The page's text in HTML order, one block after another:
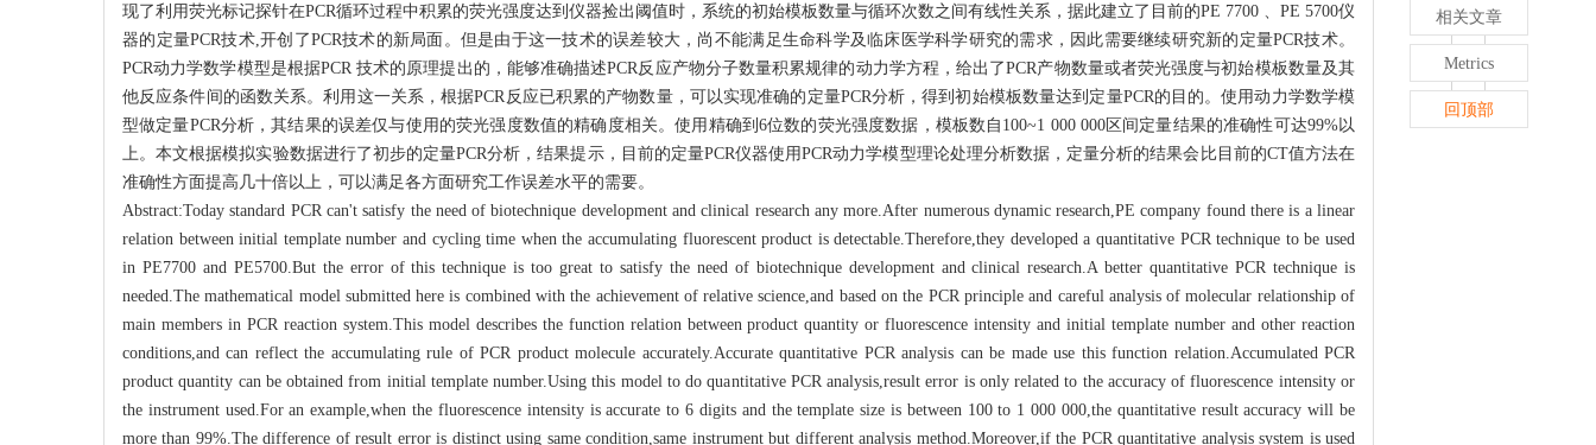
现了利用荧光标记探针在PCR循环过程中积累的荧光强度达到仪器捡出阈值时，系统的初始模板数量与循环次数之间有线性关系，据此建立了目前的PE 7700 、PE 5700仪
器的定量PCR技术,开创了PCR技术的新局面。但是由于这一技术的误差较大，尚不能满足生命科学及临床医学科学研究的需求，因此需要继续研究新的定量PCR技术。
PCR动力学数学模型是根据PCR 技术的原理提出的，能够准确描述PCR反应产物分子数量积累规律的动力学方程，给出了PCR产物数量或者荧光强度与初始模板数量及其
他反应条件间的函数关系。利用这一关系，根据PCR反应已积累的产物数量，可以实现准确的定量PCR分析，得到初始模板数量达到定量PCR的目的。使用动力学数学模
型做定量PCR分析，其结果的误差仅与使用的荧光强度数值的精确度相关。使用精确到6位数的荧光强度数据，模板数自100~1 000 000区间定量结果的准确性可达99%以
上。本文根据模拟实验数据进行了初步的定量PCR分析，结果提示，目前的定量PCR仪器使用PCR动力学模型理论处理分析数据，定量分析的结果会比目前的CT值方法在
准确性方面提高几十倍以上，可以满足各方面研究工作误差水平的需要。
Abstract:Today standard PCR can't satisfy the need of biotechnique development and clinical research any more.After numerous dynamic research,PE company found there is a linear
relation between initial template number and cycling time when the accumulating fluorescent product is detectable.Therefore,they developed a quantitative PCR technique to be used
in PE7700 and PE5700.But the error of this technique is too great to satisfy the need of biotechnique development and clinical research.A better quantitative PCR technique is
needed.The mathematical model submitted here is combined with the achievement of relative science,and based on the PCR principle and careful analysis of molecular relationship of
main members in PCR reaction system.This model describes the function relation between product quantity or fluorescence intensity and initial template number and other reaction
conditions,and can reflect the accumulating rule of PCR product molecule accurately.Accurate quantitative PCR analysis can be made use this function relation.Accumulated PCR
product quantity can be obtained from initial template number.Using this model to do quantitative PCR analysis,result error is only related to the accuracy of fluorescence intensity or
the instrument used.For an example,when the fluorescence intensity is accurate to 6 digits and the template size is between 100 to 1 000 000,the quantitative result accuracy will be
more than 99%.The difference of result error is distinct using same condition,same instrument but different analysis method.Moreover,if the PCR quantitative analysis system is used
相关文章
Metrics
回顶部